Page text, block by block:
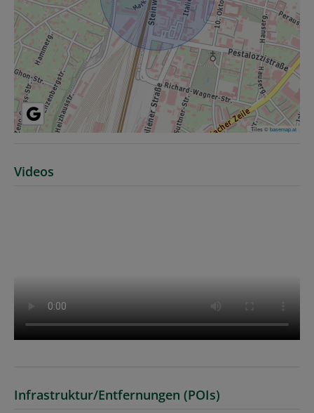
Tiles ©basemap.at
Videos
Infrastruktur/Entfernungen (POIs)